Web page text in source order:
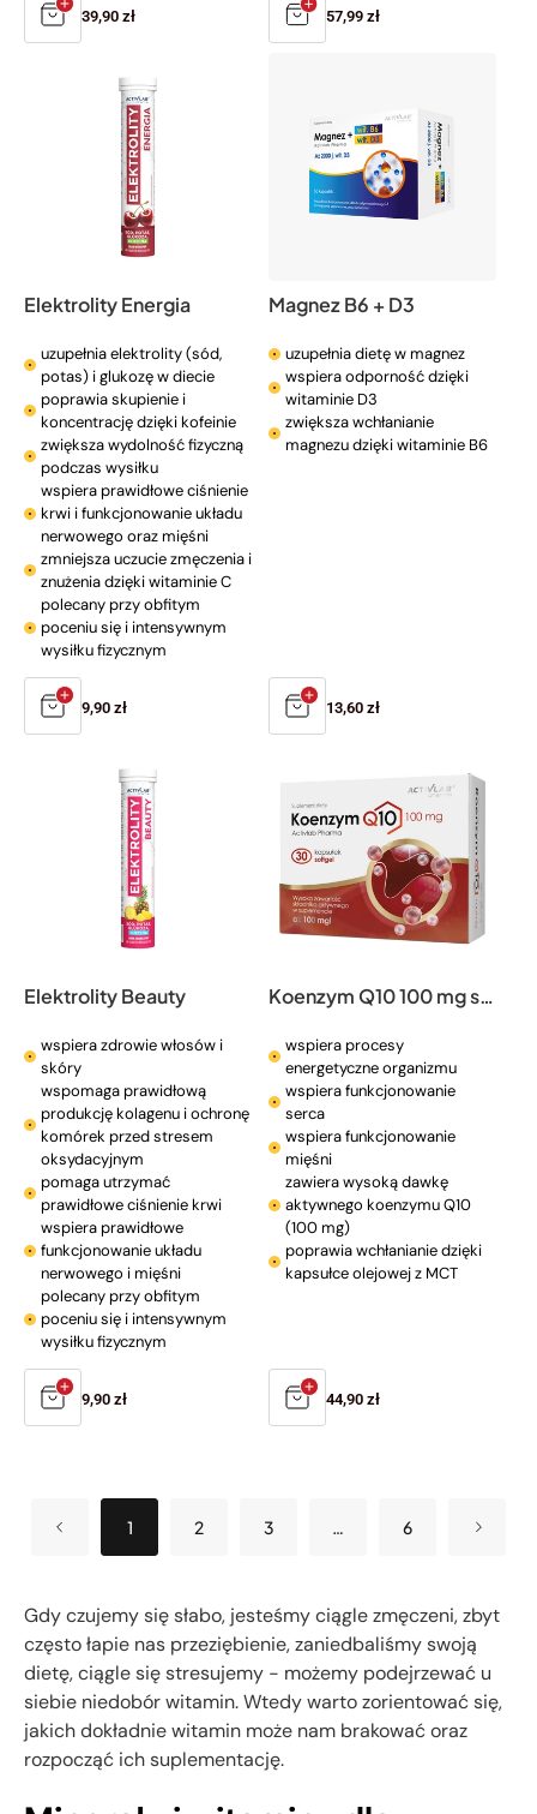
Cena
39,90 zł
Cena
57,99 zł
Elektrolity Energia
uzupełnia elektrolity (sód,
potas) i glukozę w diecie
poprawia skupienie i
koncentrację dzięki kofeinie
zwiększa wydolność fizyczną
podczas wysiłku
wspiera prawidłowe ciśnienie
krwi i funkcjonowanie układu
nerwowego oraz mięśni
zmniejsza uczucie zmęczenia i
znużenia dzięki witaminie C
polecany przy obfitym
poceniu się i intensywnym
wysiłku fizycznym
Cena
9,90 zł
Magnez B6 + D3
uzupełnia dietę w magnez
wspiera odporność dzięki
witaminie D3
zwiększa wchłanianie
magnezu dzięki witaminie B6
Cena
13,60 zł
Elektrolity Beauty
wspiera zdrowie włosów i
skóry
wspomaga prawidłową
produkcję kolagenu i ochronę
komórek przed stresem
oksydacyjnym
pomaga utrzymać
prawidłowe ciśnienie krwi
wspiera prawidłowe
funkcjonowanie układu
nerwowego i mięśni
polecany przy obfitym
poceniu się i intensywnym
wysiłku fizycznym
Cena
9,90 zł
Koenzym Q10 100 mg softgel
wspiera procesy
energetyczne organizmu
wspiera funkcjonowanie
serca
wspiera funkcjonowanie
mięśni
zawiera wysoką dawkę
aktywnego koenzymu Q10
(100 mg)
poprawia wchłanianie dzięki
kapsułce olejowej z MCT
Cena
44,90 zł
1 2 3 … 6
Gdy czujemy się słabo, jesteśmy ciągle zmęczeni, zbyt
często łapie nas przeziębienie, zaniedbaliśmy swoją
dietę, ciągle się stresujemy - możemy podejrzewać u
siebie niedobór witamin. Wtedy warto zorientować się,
jakich dokładnie witamin może nam brakować oraz
rozpocząć ich suplementację.